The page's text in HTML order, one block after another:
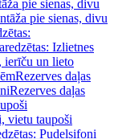
pie sienas, divu
pie sienas, divu
Izlietnes
ierīču un lieto
Rezerves daļas
Rezerves daļas
vietu taupoši
Pudeļsifoni